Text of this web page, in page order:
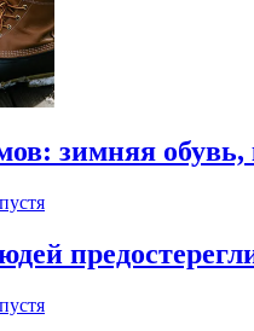
зимняя обувь,